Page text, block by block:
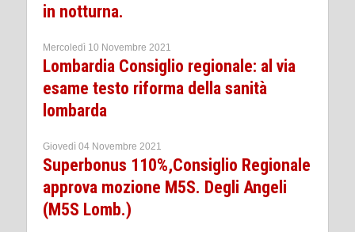
in notturna.
Mercoledì 10 Novembre 2021
Lombardia Consiglio regionale: al via
esame testo riforma della sanità
lombarda
Giovedì 04 Novembre 2021
Superbonus 110%,Consiglio Regionale
approva mozione M5S. Degli Angeli
(M5S Lomb.)